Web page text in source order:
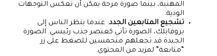
المهنية، بينما صورة مرحة يمكن أن تعكس التوجهات
الودية.
تشجيع المتابعين الجدد: عندما ينظر الناس إلى
بروفايلك، الصورة تأتي كعنصر جذب رئيسي. الصورة
الجيدة قد تجعلهم متحمسين للضغط على زر
“متابعة” لمزيد من المحتوى.